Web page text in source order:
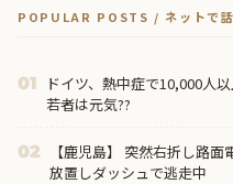
POPULAR POSTS / ネットで
01
ドイツ、熱中症で10,000人
若者は元気??
02
【鹿児島】 突然右折し路
放置しダッシュで逃走中